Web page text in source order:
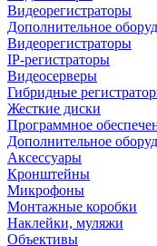
Видеорегистраторы
Дополнительное
Видеорегистраторы
IP-регистраторы
Видеосерверы
Гибридные
Жесткие диски
Программное
Дополнительное
Аксессуары
Кронштейны
Микрофоны
Монтажные коробки
Наклейки, муляжи
Объективы